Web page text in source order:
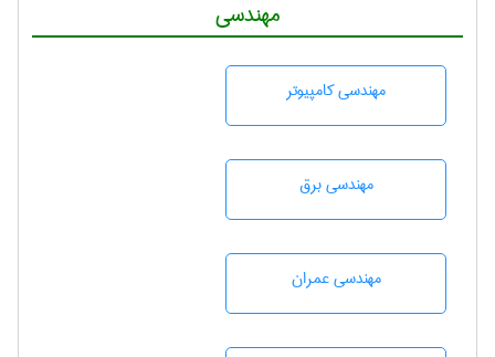
مهندسی
مهندسی كامپيوتر
مهندسی برق
مهندسی عمران